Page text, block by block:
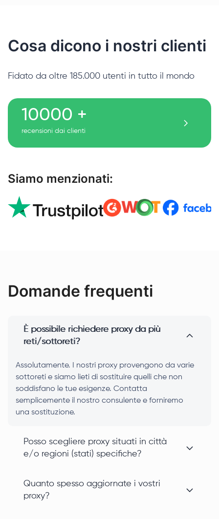
Cosa dicono i nostri clienti
Fidato da oltre 185.000 utenti in tutto il mondo
10000 +
recensioni dai clienti
Siamo menzionati:
Domande frequenti
È possibile richiedere proxy da più
reti/sottoreti?
Assolutamente. I nostri proxy provengono da varie
sottoreti e siamo lieti di sostituire quelli che non
soddisfano le tue esigenze. Contatta
semplicemente il nostro consulente e forniremo
una sostituzione.
Posso scegliere proxy situati in città
e/o regioni (stati) specifiche?
Quanto spesso aggiornate i vostri
proxy?